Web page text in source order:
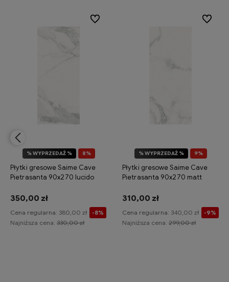
8%
OKAZJA
% WYPRZEDAŻ %
Płytki gresowe Saime Cave
Pietrasanta 90x270 lucido
350,00 zł
Cena regularna: 380,00 zł -8%
Najniższa cena: 330,00 zł
Do ulubionych
Do ulubionych
9%
OKAZJA
% WYPRZEDAŻ %
Płytki gresowe Saime Cave
Pietrasanta 90x270 matt
310,00 zł
Cena regularna: 340,00 zł -9%
Najniższa cena: 299,00 zł
Do
Do